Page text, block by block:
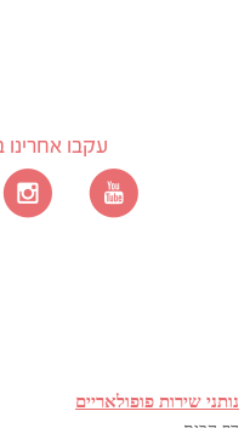
עקבו
נותני שירות פופולאריים